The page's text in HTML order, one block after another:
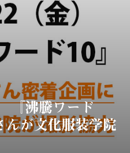
『沸騰ワード
んが文化服装学院